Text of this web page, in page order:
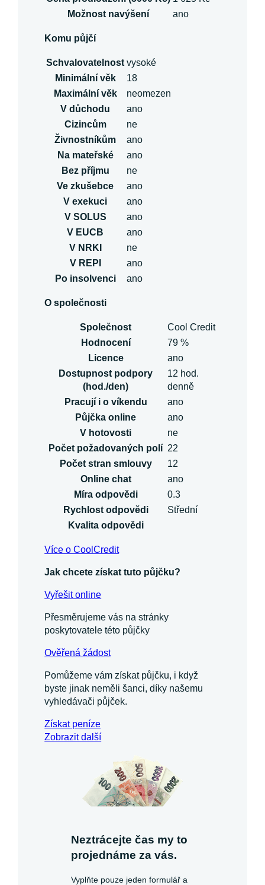
Možnost navýšení
ano
Komu půjčí
Schvalovatelnost vysoké
Minimální věk
18
Maximální věk
neomezen
V důchodu
ano
Cizincům
ne
Živnostníkům
ano
Na mateřské
ano
Bez příjmu
ne
Ve zkušebce
ano
V exekuci
ano
V SOLUS
ano
V EUCB
ano
V NRKI
ne
V REPI
ano
Po insolvenci
ano
O společnosti
Společnost
Cool Credit
Hodnocení
79 %
Licence
ano
Dostupnost podpory
(hod./den)
12 hod.
denně
Pracují i o víkendu
ano
Půjčka online
ano
V hotovosti
ne
Počet požadovaných polí 22
Počet stran smlouvy
12
Online chat
ano
Míra odpovědi
0.3
Rychlost odpovědi
Střední
Kvalita odpovědi
Více o CoolCredit
Jak chcete získat tuto půjčku?
Vyřešit online
Přesměrujeme vás na stránky
poskytovatele této půjčky
Ověřená žádost
Pomůžeme vám získat půjčku, i když
byste jinak neměli šanci, díky našemu
vyhledávači půjček.
Získatpeníze
Zobrazit další
Neztrácejte čas my to
projednáme za vás.
Vyplňte pouze jeden formulář a